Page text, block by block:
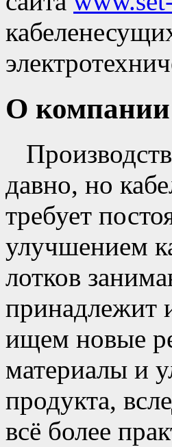
О компании
давно, но
требует
улучшением
лотков
принадлежит
ищем новые
материалы и
продукта,
всё более